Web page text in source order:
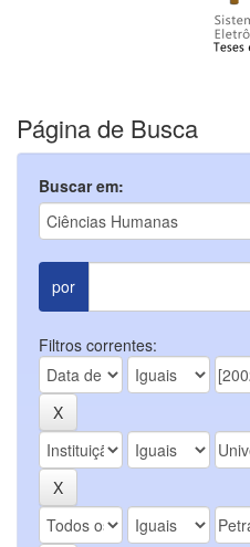
Página de Busca
Buscar em:
por
Filtros correntes: